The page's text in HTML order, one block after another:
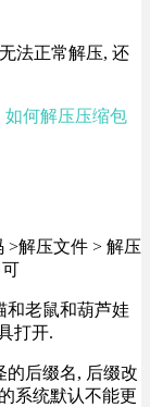
法正常解压, 还
如何解压压缩包
>解压文件 > 解压
和老鼠和葫芦娃
打开.
的后缀名, 后缀改
系统默认不能更